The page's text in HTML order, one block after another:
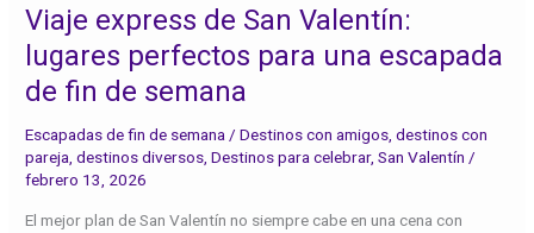
Viaje express de San Valentín:
lugares perfectos para una escapada
de fin de semana
Escapadas de fin de semana /Destinos con amigos ,destinos con
pareja ,destinos diversos ,Destinos para celebrar,San Valentín /
febrero 13, 2026
El mejor plan de San Valentín no siempre cabe en una cena con
una
escapada
de
fin
semana